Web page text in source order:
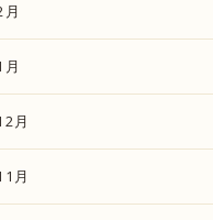
月
月